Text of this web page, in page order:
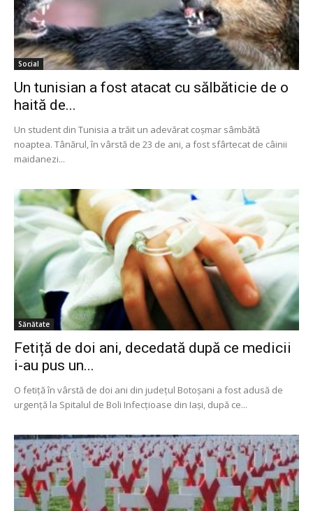
Social
Un tunisian a fost atacat cu sălbăticie de o
haită de...
Un student din Tunisia a trăit un adevărat coșmar sâmbătă
noaptea. Tânărul, în vârstă de 23 de ani, a fost sfârtecat de câinii
maidanezi...
Sănătate
Fetiță de doi ani, decedată după ce medicii
i-au pus un...
O fetiţă în vârstă de doi ani din judeţul Botoşani a fost adusă de
urgenţă la Spitalul de Boli Infecţioase din Iaşi, după ce...